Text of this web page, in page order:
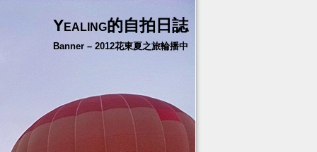
Yealing的自拍日誌
Banner – 2012花東夏之旅輪播中